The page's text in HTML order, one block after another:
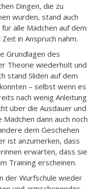
Dingen, die zu
wurden, stand auch
alle Mädchen auf dem
in Anspruch nahm.
Grundlagen des
Theorie wiederholt und
stand Sliden auf dem
– selbst wenn es
nach wenig Anleitung
über die Ausdauer und
dann auch noch
dem Geschehen
ist anzumerken, dass
erwarten, dass sie
Training erscheinen.
der Wurfschule wieder